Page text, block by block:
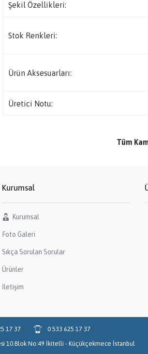
Şekil Özellikleri:
Stok Renkleri:
Ürün Aksesuarları:
Üretici Notu:
Tüm
Kurumsal
Kurumsal
Foto Galeri
Sıkça Sorulan Sorular
Ürünler
İletişim
17 37
0 533 625 17 37
10.Blok No:49 İkitelli - Küçükçekmece İstanbul